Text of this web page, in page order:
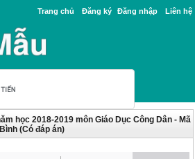
Trang chủ Đăng ký Đăng nhập Liên hệ
học 2018-2019 môn Giáo Dục Công Dân - Mã
(Có đáp án)